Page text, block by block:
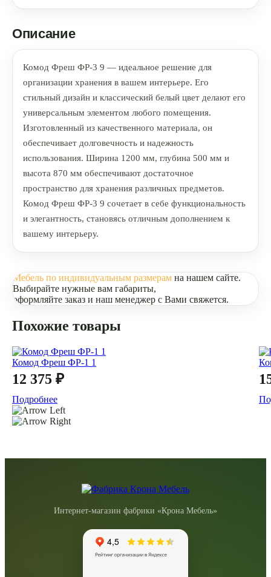
Описание
Комод Фреш ФР-3 9 — идеальное решение для
организации хранения в вашем интерьере. Его
стильный дизайн и классический белый цвет делают его
универсальным элементом любого помещения.
Изготовленный из качественного материала, он
обеспечивает долговечность и надежность
использования. Ширина 1200 мм, глубина 500 мм и
высота 870 мм обеспечивают достаточное
пространство для хранения различных предметов.
Комод Фреш ФР-3 9 сочетает в себе функциональность
и элегантность, становясь отличным дополнением к
вашему интерьеру.
Мебель по индивидуальным размерам на нашем сайте.
Выбирайте нужные вам габариты,
оформляйте заказ и наш менеджер с Вами свяжется.
Похожие товары
Комод Фреш ФР-1 1
12 375 ₽
Подробнее
Интернет-магазин фабрики «Крона Мебель»